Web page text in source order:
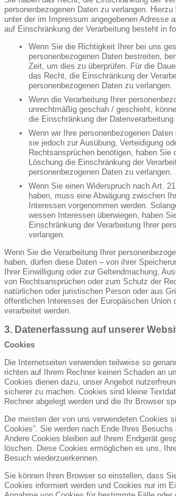
personenbezogenen Daten zu verlangen.
unter der im Impressum angegebenen Adresse
auf Einschränkung der Verarbeitung besteht in
Wenn Sie die Richtigkeit Ihrer bei uns
personenbezogenen Daten bestreiten,
Zeit, um dies zu überprüfen. Für die
das Recht, die Einschränkung der
personenbezogenen Daten zu verlangen.
Wenn die Verarbeitung Ihrer
unrechtmäßig geschah / geschieht,
die Einschränkung der Datenverarbeitung
Wenn wir Ihre personenbezogenen
sie jedoch zur Ausübung, Verteidigung
Rechtsansprüchen benötigen, haben Sie
Löschung die Einschränkung der
personenbezogenen Daten zu verlangen.
Wenn Sie einen Widerspruch nach Art.
haben, muss eine Abwägung zwischen
Interessen vorgenommen werden.
wessen Interessen überwiegen, haben
Einschränkung der Verarbeitung Ihrer
verlangen.
Wenn Sie die Verarbeitung Ihrer
haben, dürfen diese Daten – von ihrer
Ihrer Einwilligung oder zur Geltendmachung,
von Rechtsansprüchen oder zum Schutz der
natürlichen oder juristischen Person oder aus
öffentlichen Interesses der Europäischen Union
verarbeitet werden.
3. Datenerfassung auf unserer
Cookies
Die Internetseiten verwenden teilweise so
richten auf Ihrem Rechner keinen Schaden an
Cookies dienen dazu, unser Angebot
sicherer zu machen. Cookies sind kleine
Rechner abgelegt werden und die Ihr Browser
Die meisten der von uns verwendeten Cookies
Cookies”. Sie werden nach Ende Ihres
Andere Cookies bleiben auf Ihrem Endgerät
löschen. Diese Cookies ermöglichen es uns,
Besuch wiederzuerkennen.
Sie können Ihren Browser so einstellen, dass
Cookies informiert werden und Cookies nur im